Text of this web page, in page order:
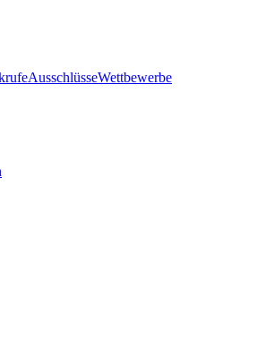
AusschlüsseWettbewerbe